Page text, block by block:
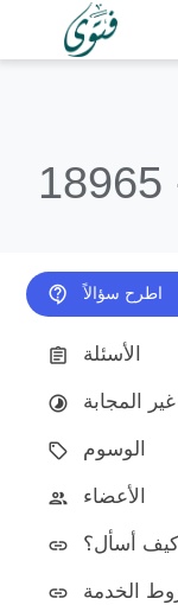
18965
اطرح سؤالاً
الأسئلة
غير المجابة
الوسوم
الأعضاء
كيف أسأل؟
الخدمة